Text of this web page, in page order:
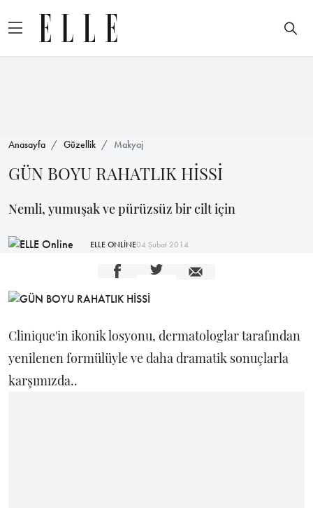
Anasayfa Güzellik Makyaj
GÜN BOYU RAHATLIK HİSSİ
Nemli, yumuşak ve pürüzsüz bir cilt için
ELLE ONLİNE04 Şubat 2014
Clinique'in ikonik losyonu, dermatologlar tarafından
yenilenen formülüyle ve daha dramatik sonuçlarla
karşımızda..